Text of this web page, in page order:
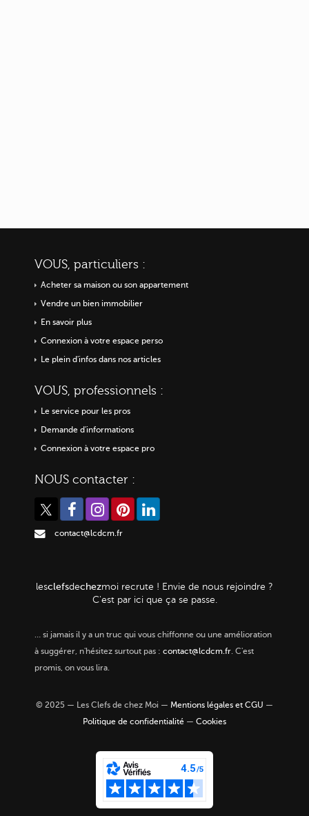
VOUS, particuliers :
Acheter sa maison ou son appartement
Vendre un bien immobilier
En savoir plus
Connexion à votre espace perso
Le plein d'infos dans nos articles
VOUS, professionnels :
Le service pour les pros
Demande d'informations
Connexion à votre espace pro
NOUS contacter :
contact@lcdcm.fr
lesclefsdechezmoi recrute ! Envie de nous rejoindre ?
C'est par ici que ça se passe.
… si jamais il y a un truc qui vous chiffonne ou une amélioration
à suggérer, n'hésitez surtout pas : contact@lcdcm.fr. C'est
promis, on vous lira.
© 2025 — Les Clefs de chez Moi — Mentions légales et CGU —
Politique de confidentialité — Cookies